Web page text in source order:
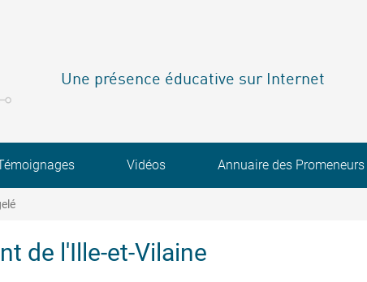
Une présence éducative sur Internet
Vidéos Annuaire des Promeneurs
de l'Ille-et-Vilaine